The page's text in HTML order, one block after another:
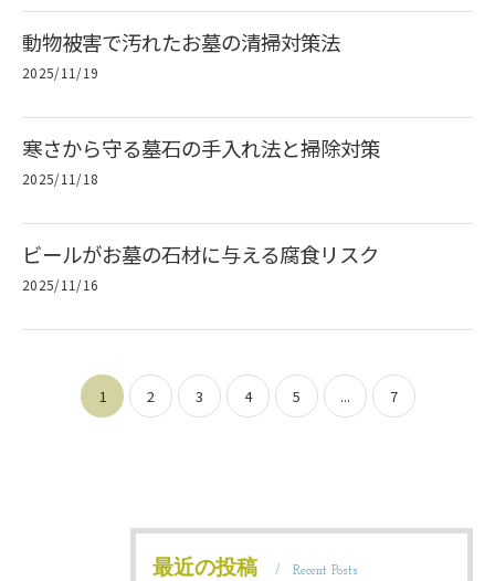
動物被害で汚れたお墓の清掃対策法
2025/11/19
寒さから守る墓石の手入れ法と掃除対策
2025/11/18
ビールがお墓の石材に与える腐食リスク
2025/11/16
1 2 3 4 5 ... 7
最近の投稿 Recent Posts